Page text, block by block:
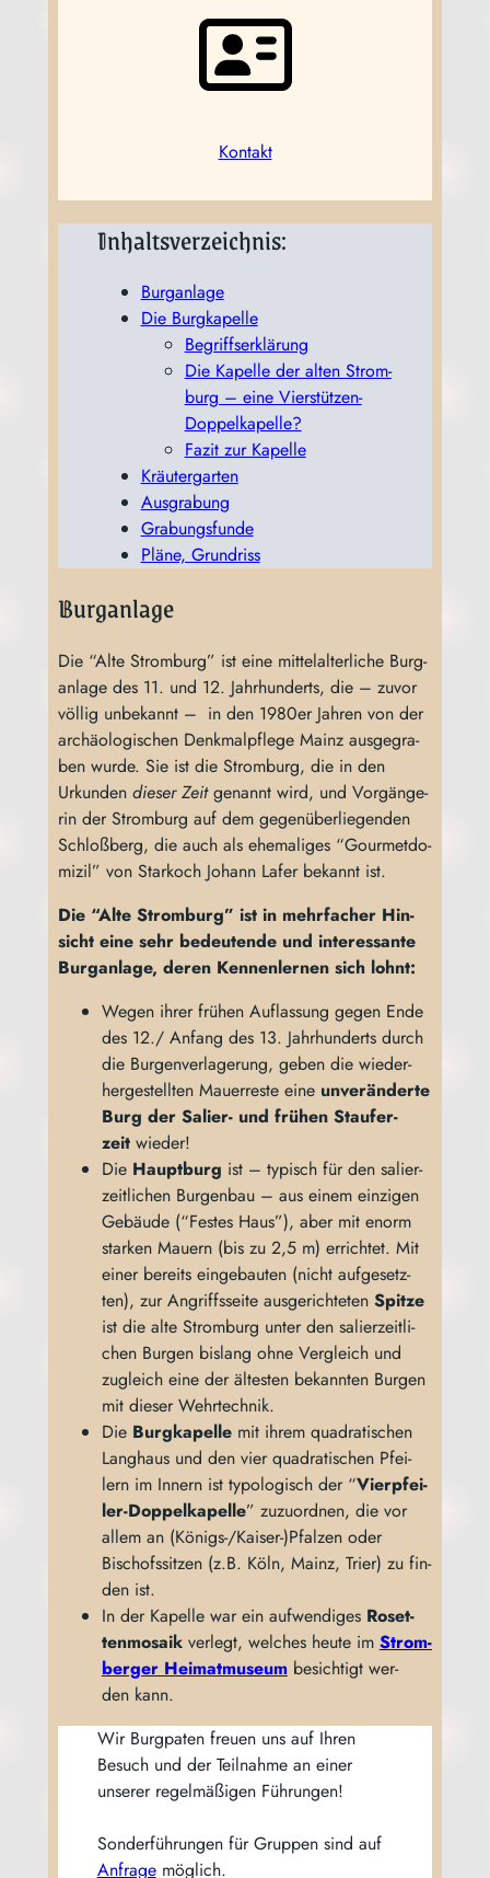
Kon­takt
Inhaltsverzeichnis:
Burg­an­la­ge
Die Burg­ka­pel­le
Begriffs­er­klä­rung
Die Kapel­le der alten Strom­
burg – eine Vierstützen-
Doppelkapelle?
Fazit zur Kapelle
Kräu­ter­gar­ten
Aus­gra­bung
Gra­bungs­fun­de
Plä­ne, Grundriss
Burganlage
Die “Alte Strom­burg” ist eine mit­tel­al­ter­li­che Burg­
an­la­ge des 11. und 12. Jahr­hun­derts, die – zuvor
völ­lig unbe­kannt – in den 1980er Jah­ren von der
archäo­lo­gi­schen Denk­mal­pfle­ge Mainz aus­ge­gra­
ben wur­de. Sie ist die Strom­burg, die in den
Urkun­den die­ser Zeitgenannt wird, und Vor­gän­ge­
rin der Strom­burg auf dem gegen­über­lie­gen­den
Schloß­berg, die auch als ehe­ma­li­ges “Gour­met­do­
mi­zil” von Star­koch Johann Lafer bekannt ist.
Die “Alte Strom­burg” ist in mehr­fa­cher Hin­
sicht eine sehr bedeu­ten­de und inter­es­san­te
Burg­an­la­ge, deren Ken­nen­ler­nen sich lohnt:
Wegen ihrer frü­hen Auf­las­sung gegen Ende
des 12./ Anfang des 13. Jahr­hun­derts durch
die Bur­gen­ver­la­ge­rung, geben die wie­der­
her­ge­stell­ten Mau­er­res­te eine unver­än­der­te
Burg der Sali­er- und frü­hen Stau­fer­
zeitwieder!
Die Haupt­burg ist – typisch für den sali­er­
zeit­li­chen Bur­gen­bau – aus einem ein­zi­gen
Gebäu­de (“Fes­tes Haus”), aber mit enorm
star­ken Mau­ern (bis zu 2,5 m) errich­tet. Mit
einer bereits ein­ge­bau­ten (nicht auf­ge­setz­
ten), zur Angriffs­sei­te aus­ge­rich­te­ten Spit­ze
ist die alte Strom­burg unter den sali­er­zeit­li­
chen Bur­gen bis­lang ohne Ver­gleich und
zugleich eine der ältes­ten bekann­ten Bur­gen
mit die­ser Wehrtechnik.
Die Burg­ka­pel­lemit ihrem qua­dra­ti­schen
Lang­haus und den vier qua­dra­ti­schen Pfei­
lern im Innern ist typo­lo­gisch der “Vier­pfei­
ler-Dop­pel­ka­pel­le” zuzu­ord­nen, die vor
allem an (Königs-/Kaiser-)Pfalzen oder
Bischofs­sit­zen (z.B. Köln, Mainz, Trier) zu fin­
den ist.
In der Kapel­le war ein auf­wen­di­ges Roset­
ten­mo­sa­ikver­legt, wel­ches heu­te im Strom­
ber­ger Hei­mat­mu­se­umbesich­tigt wer­
den kann.
Wir Burg­pa­ten freu­en uns auf Ihren
Besuch und der Teil­nah­me an einer
unse­rer regel­mä­ßi­gen Füh­run­gen!
Son­der­füh­run­gen für Grup­pen sind auf
Anfra­gemöglich.